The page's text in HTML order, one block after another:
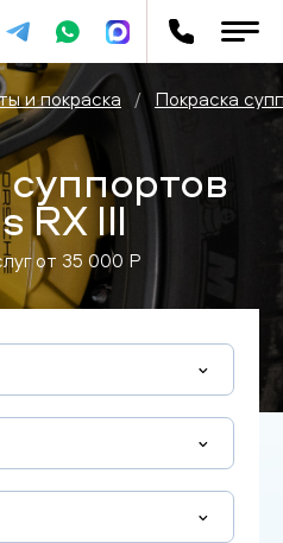
и покраска / Покраска
RX III
от 35 000 P